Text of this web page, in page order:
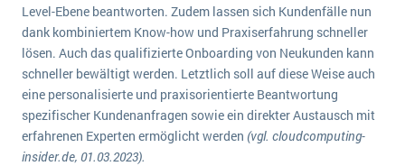
Die „SaaSpocalypse“: Was ist das und was bedeutet es für die Zukunft von Unternehmenssoftware?
SAP investiert mit zwei strategischen Übernahmen in Enterprise-KI
ERP-Trends in der Produktion
NACHRICHTENARCHIV
Level-Ebene beantworten. Zudem lassen sich Kundenfälle nun
dank kombiniertem Know-how und Praxiserfahrung schneller
lösen. Auch das qualifizierte Onboarding von Neukunden kann
schneller bewältigt werden. Letztlich soll auf diese Weise auch
eine personalisierte und praxisorientierte Beantwortung
spezifischer Kundenanfragen sowie ein direkter Austausch mit
erfahrenen Experten ermöglicht werden (vgl. cloudcomputing-
insider.de, 01.03.2023).